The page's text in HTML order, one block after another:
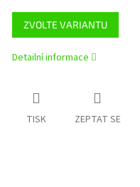
ZVOLTE VARIANTU
Detailní informace
TISK ZEPTAT SE